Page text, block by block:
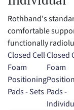
Rothband's
comfortable
functionally
Closed Cell
Foam
Positioning
Pads - Sets
Closed
Foam
Pads -